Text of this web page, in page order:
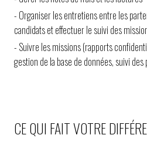
- Organiser les entretiens entre les
candidats et effectuer le suivi des
- Suivre les missions (rapports
gestion de la base de données, suivi
CE QUI FAIT VOTRE